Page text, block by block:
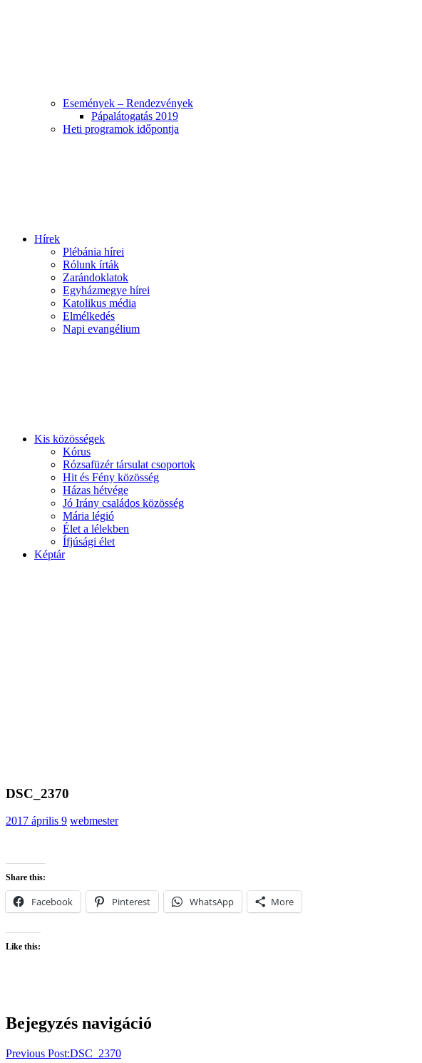
Események – Rendezvények
Pápalátogatás 2019
Heti programok időpontja
Hírek
Plébánia hírei
Rólunk írták
Zarándoklatok
Egyházmegye hírei
Katolikus média
Elmélkedés
Napi evangélium
Kis közösségek
Kórus
Rózsafüzér társulat csoportok
Hit és Fény közösség
Házas hétvége
Jó Irány családos közösség
Mária légió
Élet a lélekben
Ífjúsági élet
Képtár
DSC_2370
2017 április 9 webmester
Share this:
Facebook Pinterest WhatsApp More
Like this:
Bejegyzés navigáció
Previous Post:DSC_2370